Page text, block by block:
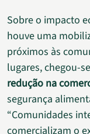
Sobre o impacto
houve uma
próximos às
lugares, chegou-
redução na
segurança
“Comunidades
comercializam o